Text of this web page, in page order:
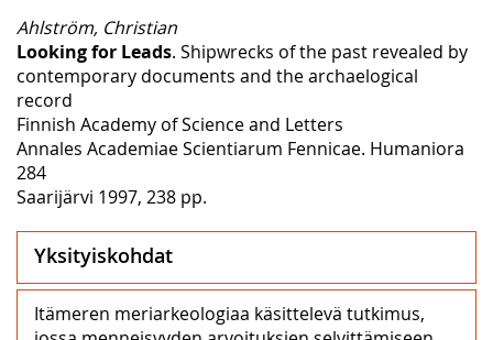
the
images
gallery
Ahlström, Christian
Looking for Leads. Shipwrecks of the past revealed by
contemporary documents and the archaelogical
record
Finnish Academy of Science and Letters
Annales Academiae Scientiarum Fennicae. Humaniora
284
Saarijärvi 1997, 238 pp.
Yksityiskohdat
Itämeren meriarkeologiaa käsittelevä tutkimus,